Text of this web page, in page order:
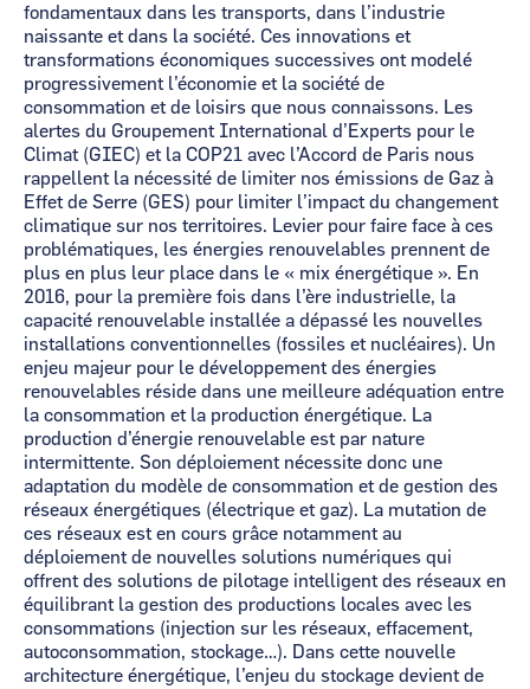
fondamentaux dans les transports, dans l’industrie
naissante et dans la société. Ces innovations et
transformations économiques successives ont modelé
progressivement l’économie et la société de
consommation et de loisirs que nous connaissons. Les
alertes du Groupement International d’Experts pour le
Climat (GIEC) et la COP21 avec l’Accord de Paris nous
rappellent la nécessité de limiter nos émissions de Gaz à
Effet de Serre (GES) pour limiter l’impact du changement
climatique sur nos territoires. Levier pour faire face à ces
problématiques, les énergies renouvelables prennent de
plus en plus leur place dans le « mix énergétique ». En
2016, pour la première fois dans l’ère industrielle, la
capacité renouvelable installée a dépassé les nouvelles
installations conventionnelles (fossiles et nucléaires). Un
enjeu majeur pour le développement des énergies
renouvelables réside dans une meilleure adéquation entre
la consommation et la production énergétique. La
production d’énergie renouvelable est par nature
intermittente. Son déploiement nécessite donc une
adaptation du modèle de consommation et de gestion des
réseaux énergétiques (électrique et gaz). La mutation de
ces réseaux est en cours grâce notamment au
déploiement de nouvelles solutions numériques qui
offrent des solutions de pilotage intelligent des réseaux en
équilibrant la gestion des productions locales avec les
consommations (injection sur les réseaux, effacement,
autoconsommation, stockage…). Dans cette nouvelle
architecture énergétique, l’enjeu du stockage devient de